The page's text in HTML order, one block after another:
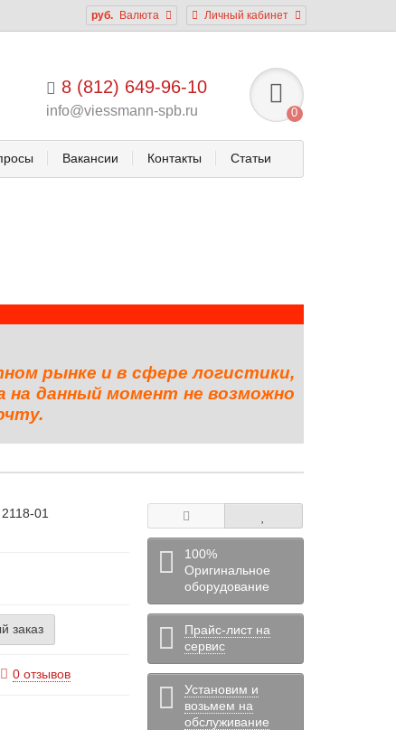
Личный кабинет
руб. Валюта
8 (812) 649-96-10
info@viessmann-spb.ru 0
Вакансии Контакты Статьи
рынке и в сфере логистики,
на данный момент не возможно
2118-01
заказ
0 отзывов
100%
Оригинальное
оборудование
Прайс-лист на
сервис
Установим и
возьмем на
обслуживание